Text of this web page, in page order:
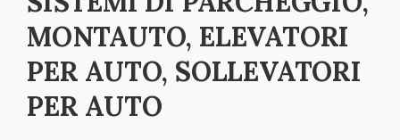
MONTAUTO, ELEVATORI
PER AUTO, SOLLEVATORI
PER AUTO